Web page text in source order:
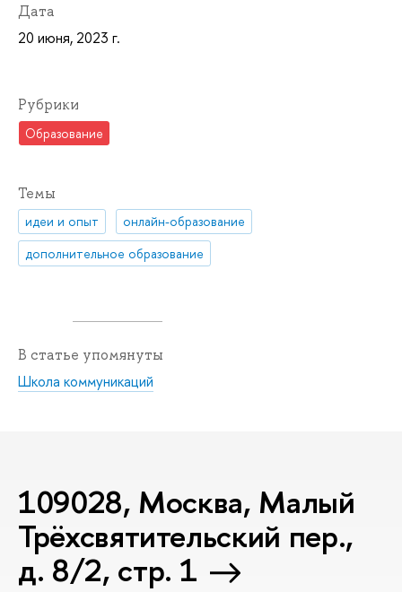
Дата
20 июня, 2023 г.
Рубрики
Образование
Темы
идеи и опыт
онлайн-образование
дополнительное образование
В статье упомянуты
Школа коммуникаций
109028, Москва, Малый
Трёхсвятительский пер.,
д. 8/2, стр. 1